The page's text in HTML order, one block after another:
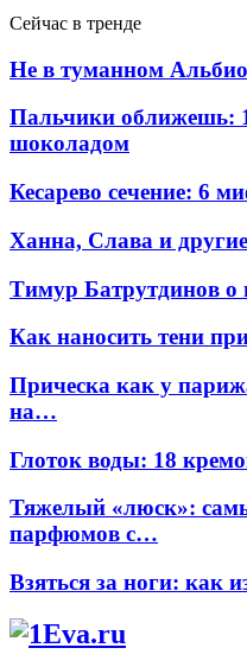
Сейчас в тренде
Не в туманном
Пальчики оближешь:
шоколадом
Кесарево сечение: 6
Ханна, Слава и
Тимур Батрутдинов
Как наносить тени
Прическа как у
на…
Глоток воды: 18
Тяжелый «люск»:
парфюмов с…
Взяться за ноги: как